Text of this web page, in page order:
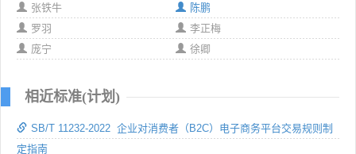
张铁牛
陈鹏
罗羽
李正梅
庞宁
徐卿
相近标准(计划)
SB/T 11232-2022 企业对消费者（B2C）电子商务平台交易规则制
定指南